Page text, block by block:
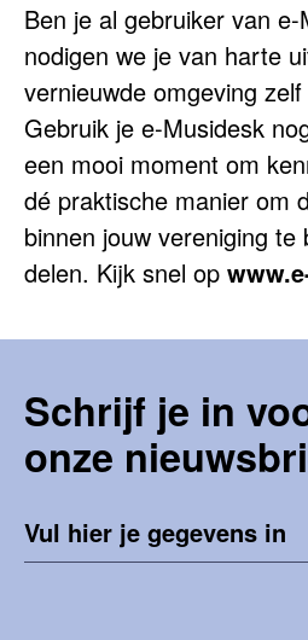
Ben je al gebruiker van
nodigen we je van harte
vernieuwde omgeving
Gebruik je e-Musidesk
een mooi moment om
dé praktische manier om
binnen jouw vereniging te
delen. Kijk snel op
Schrijf je in
onze
Vul hier je gegevens in